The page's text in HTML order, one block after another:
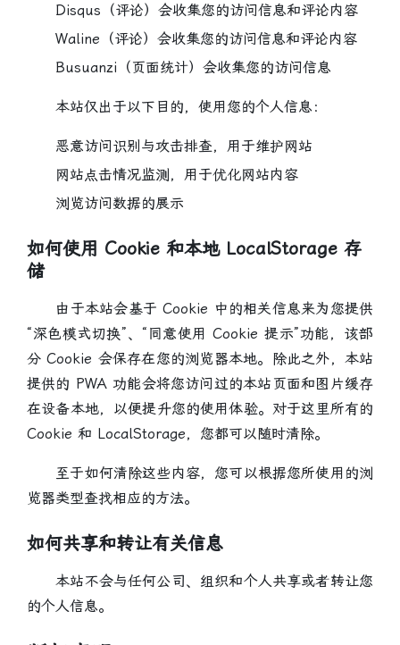
Disqus（评论） 会收集您的访问信息和评论内容
Waline（评论） 会收集您的访问信息和评论内容
Busuanzi（页面统计） 会收集您的访问信息
本站仅出于以下目的，使用您的个人信息：
恶意访问识别与攻击排查，用于维护网站
网站点击情况监测，用于优化网站内容
浏览访问数据的展示
如何使用 Cookie 和本地 LocalStorage 存
储
由于本站会基于 Cookie 中的相关信息来为您提供
“深色模式切换”、“同意使用 Cookie 提示”功能，该部
分 Cookie 会保存在您的浏览器本地。除此之外，本站
提供的 PWA 功能会将您访问过的本站页面和图片缓存
在设备本地，以便提升您的使用体验。对于这里所有的
Cookie 和 LocalStorage，您都可以随时清除。
至于如何清除这些内容，您可以根据您所使用的浏
览器类型查找相应的方法。
如何共享和转让有关信息
本站不会与任何公司、组织和个人共享或者转让您
的个人信息。